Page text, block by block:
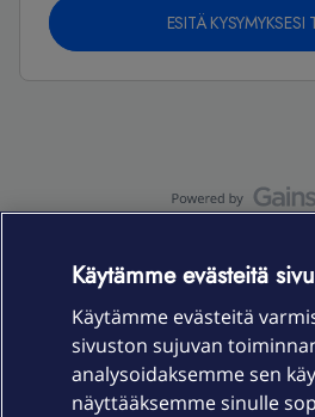
ESITÄ KYSYMYKSESI
Laitteet & liittymät
Käytämme evästeitä
Käytämme evästeitä
sivuston sujuvan
analysoidaksemme sen
näyttääksemme sinulle